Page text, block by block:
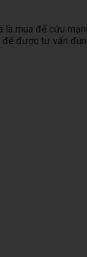
mua để cứu
được tư vấn